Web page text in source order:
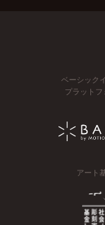
ベーシック
プラットフ
アート